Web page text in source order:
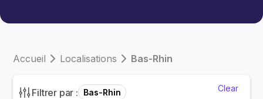
Accueil Localisations Bas-Rhin
Filtrer par : Bas-Rhin Clear